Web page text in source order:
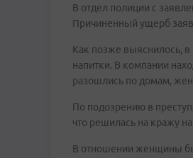
В отдел полиции с
Причиненный ущерб
Как позже выяснилось,
напитки. В компании
разошлись по домам,
По подозрению в
что решилась на кражу
В отношении женщины